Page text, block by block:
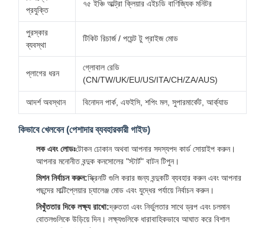
প্রযুক্তি
৭৫ ইঞ্চি আল্ট্রা ক্লিয়ার এইচডি বাণিজ্যিক মনিটর
পুরস্কার
ব্যবস্থা
টিকিট রিচার্জ / পয়েন্ট টু প্রাইজ মোড
প্লাগের ধরন
গ্লোবাল রেডি
(CN/TW/UK/EU/US/ITA/CH/ZA/AUS)
আদর্শ অবস্থান বিনোদন পার্ক, এফইসি, শপিং মল, সুপারমার্কেট, আর্ক্যাড
কিভাবে খেলবেন (পেশাদার ব্যবহারকারী গাইড)
লক এবং লোডঃটোকন ঢোকান অথবা আপনার সদস্যপদ কার্ড সোয়াইপ করুন।
আপনার মনোনীত বন্দুক কনসোলের "স্টার্ট" বাটন টিপুন।
মিশন নির্বাচন করুন:স্ক্রিনটি গুলি করার জন্য বন্দুকটি ব্যবহার করুন এবং আপনার
পছন্দের মাল্টিপ্লেয়ার চ্যালেঞ্জ মোড এবং যুদ্ধের পর্যায়ে নির্বাচন করুন।
নিখুঁততার দিকে লক্ষ্য রাখো:দ্রুততা এবং নির্ভুলতার সাথে ড্রপ এবং চলমান
বোতলগুলিকে উড়িয়ে দিন। লক্ষ্যগুলিকে ধারাবাহিকভাবে আঘাত করে বিশাল